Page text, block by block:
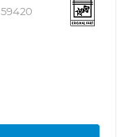
59420